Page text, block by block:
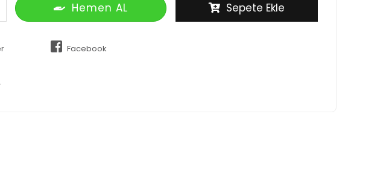
Hemen AL Sepete Ekle
Facebook